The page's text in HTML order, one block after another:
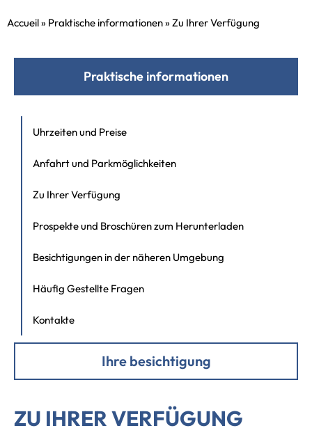
Accueil» Praktische informationen»Zu Ihrer Verfügung
Praktische informationen
Uhrzeiten und Preise
Anfahrt und Parkmöglichkeiten
Zu Ihrer Verfügung
Prospekte und Broschüren zum Herunterladen
Besichtigungen in der näheren Umgebung
Häufig Gestellte Fragen
Kontakte
Ihre besichtigung
ZU IHRER VERFÜGUNG